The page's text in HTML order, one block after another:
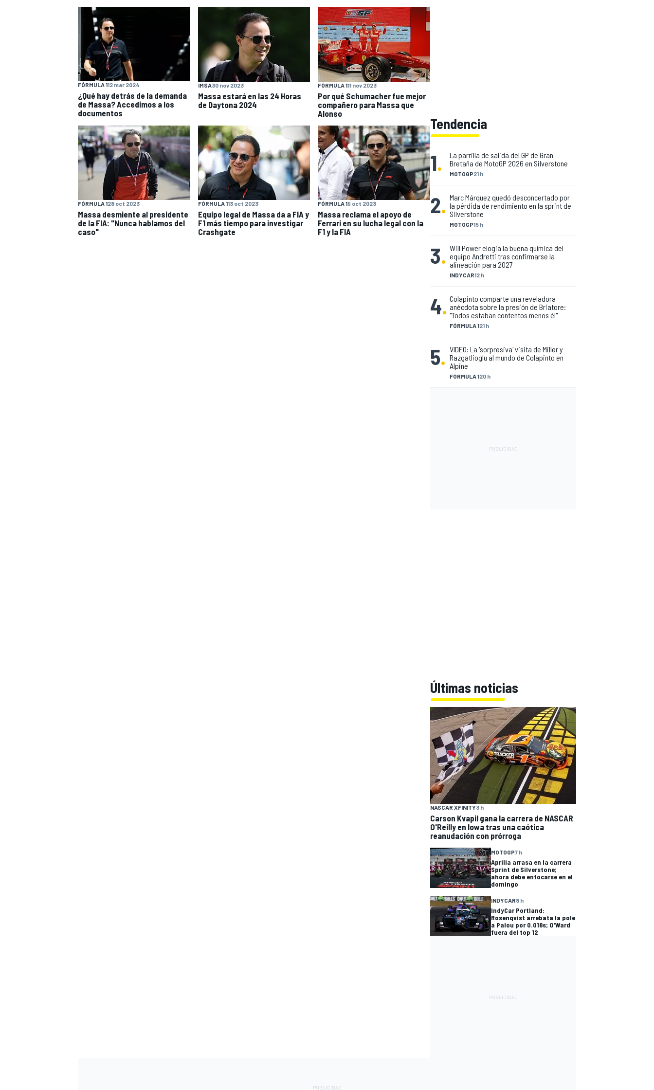
NASCAR CUP
FÓRMULA E
FÓRMULA 112 mar 2024
¿Qué hay detrás de la demanda
de Massa? Accedimos a los
documentos
IMSA30 nov 2023
Massa estará en las 24 Horas
de Daytona 2024
FÓRMULA 111 nov 2023
Por qué Schumacher fue mejor
compañero para Massa que
Alonso
FÓRMULA 128 oct 2023
Massa desmiente al presidente
de la FIA: "Nunca hablamos del
caso"
FÓRMULA 113 oct 2023
Equipo legal de Massa da a FIA y
F1 más tiempo para investigar
Crashgate
FÓRMULA 19 oct 2023
Massa reclama el apoyo de
Ferrari en su lucha legal con la
F1 y la FIA
Tendencia
1. MOTOGP21 h
La parrilla de salida del GP de Gran
Bretaña de MotoGP 2026 en Silverstone
2.
MOTOGP15 h
Marc Márquez quedó desconcertado por
la pérdida de rendimiento en la sprint de
Silverstone
3.
INDYCAR12 h
Will Power elogia la buena química del
equipo Andretti tras confirmarse la
alineación para 2027
4.
FÓRMULA 121 h
Colapinto comparte una reveladora
anécdota sobre la presión de Briatore:
"Todos estaban contentos menos él"
5.
FÓRMULA 120 h
VIDEO: La 'sorpresiva' visita de Miller y
Razgatlioglu al mundo de Colapinto en
Alpine
Últimas noticias
NASCAR XFINITY3 h
Carson Kvapil gana la carrera de NASCAR
O'Reilly en Iowa tras una caótica
reanudación con prórroga
MOTOGP7 h
Aprilia arrasa en la carrera
Sprint de Silverstone;
ahora debe enfocarse en el
domingo
INDYCAR8 h
IndyCar Portland:
Rosenqvist arrebata la pole
a Palou por 0.018s; O’Ward
fuera del top 12